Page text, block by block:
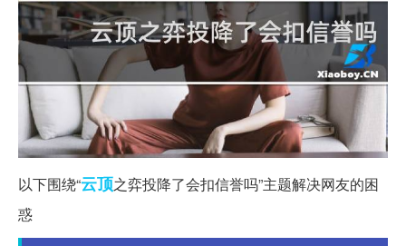
以下围绕“云顶之弈投降了会扣信誉吗”主题解决网友的困
惑